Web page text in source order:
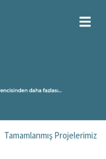
Tamamlanmış Projelerimiz